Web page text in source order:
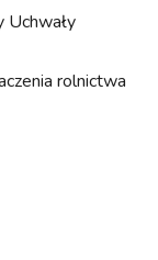
rolnictwa